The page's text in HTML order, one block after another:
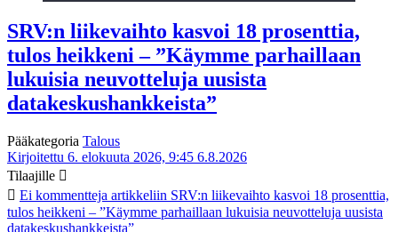
SRV:n liikevaihto kasvoi 18 prosenttia,
tulos heikkeni – ”Käymme parhaillaan
lukuisia neuvotteluja uusista
datakeskushankkeista”
Pääkategoria Talous
Kirjoitettu 6. elokuuta 2026, 9:45 6.8.2026
Tilaajille
Ei kommentteja artikkeliin SRV:n liikevaihto kasvoi 18 prosenttia,
tulos heikkeni – ”Käymme parhaillaan lukuisia neuvotteluja uusista
datakeskushankkeista”